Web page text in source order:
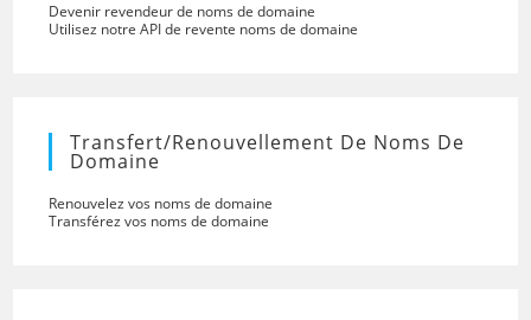
Devenir revendeur de noms de domaine
Utilisez notre API de revente noms de domaine
Transfert/renouvellement De Noms De
Domaine
Renouvelez vos noms de domaine
Transférez vos noms de domaine